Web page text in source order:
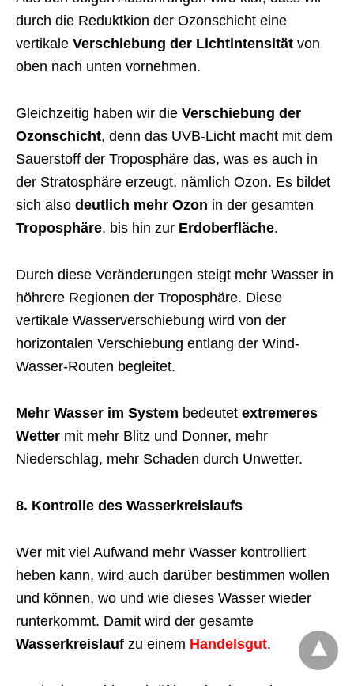
durch die Reduktkion der Ozonschicht eine
vertikale Verschiebung der Lichtintensität von
oben nach unten vornehmen.
Gleichzeitig haben wir die Verschiebung der
Ozonschicht, denn das UVB-Licht macht mit dem
Sauerstoff der Troposphäre das, was es auch in
der Stratosphäre erzeugt, nämlich Ozon. Es bildet
sich also deutlich mehr Ozon in der gesamten
Troposphäre, bis hin zur Erdoberfläche.
Durch diese Veränderungen steigt mehr Wasser in
höhrere Regionen der Troposphäre. Diese
vertikale Wasserverschiebung wird von der
horizontalen Verschiebung entlang der Wind-
Wasser-Routen begleitet.
Mehr Wasser im System bedeutet extremeres
Wetter mit mehr Blitz und Donner, mehr
Niederschlag, mehr Schaden durch Unwetter.
8. Kontrolle des Wasserkreislaufs
Wer mit viel Aufwand mehr Wasser kontrolliert
heben kann, wird auch darüber bestimmen wollen
und können, wo und wie dieses Wasser wieder
runterkommt. Damit wird der gesamte
Wasserkreislauf zu einem Handelsgut.